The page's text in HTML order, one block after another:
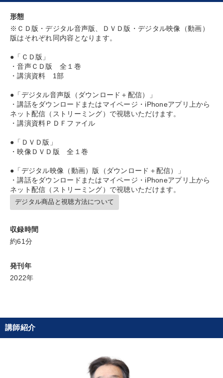
財務・数字力の向上
人事戦略 早分かり
節税 AI
※「更新」を押すと「カテゴリー」「目的別」「キーワード」を更新いただけます。
local_offer タグから探す
すべての音声・動画（全2077タイトル）からお探しいただけます
タグ・キーワード
企業文化
早分かり
大竹愼一
※「更新」を押すと「タグ・キーワード」を更新いただけます。
形態
※ＣＤ版・デジタル音声版、ＤＶＤ版・デジタル映像（動画）
版はそれぞれ同内容となります。
●「ＣＤ版」
・音声ＣＤ版 全１巻
・講演資料 1部
●「デジタル音声版（ダウンロード＋配信）」
・講話をダウンロードまたはマイページ・iPhoneアプリ上から
ネット配信（ストリーミング）で視聴いただけます。
・講演資料ＰＤＦファイル
●「ＤＶＤ版」
・映像ＤＶＤ版 全１巻
●「デジタル映像（動画）版（ダウンロード＋配信）」
・講話をダウンロードまたはマイページ・iPhoneアプリ上から
ネット配信（ストリーミング）で視聴いただけます。
デジタル商品と視聴方法について
収録時間
約61分
発刊年
2022年
講師紹介